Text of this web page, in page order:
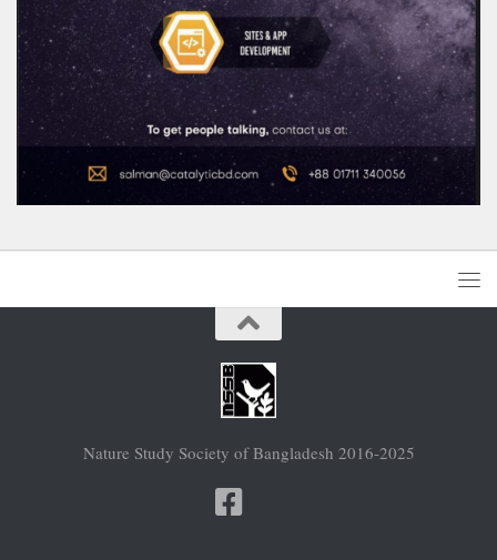
Nature Study Society of Bangladesh 2016-2025